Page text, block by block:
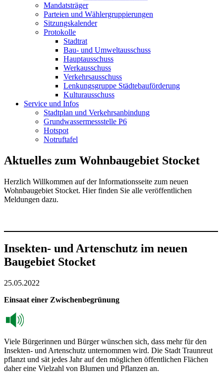
Mandatsträger
Parteien und Wählergruppierungen
Sitzungskalender
Protokolle
Stadtrat
Bau- und Umweltausschuss
Hauptausschuss
Werkausschuss
Verkehrsausschuss
Lenkungsgruppe Städtebauförderung
Kulturausschuss
Service und Infos
Stadtplan und Verkehrsanbindung
Grundwassermessstelle P6
Hotspot
Notruftafel
Aktuelles zum Wohnbaugebiet Stocket
Herzlich Willkommen auf der Informationsseite zum neuen
Wohnbaugebiet Stocket. Hier finden Sie alle veröffentlichen
Meldungen dazu.
Insekten- und Artenschutz im neuen
Baugebiet Stocket
25.05.2022
Einsaat einer Zwischenbegrünung
Viele Bürgerinnen und Bürger wünschen sich, dass mehr für den
Insekten- und Artenschutz unternommen wird. Die Stadt Traunreut
pflanzt und sät jedes Jahr auf den möglichen öffentlichen Flächen
daher eine Vielzahl von Blumen und Pflanzen an.